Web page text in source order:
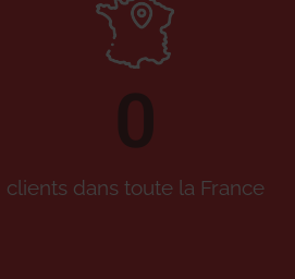
clients dans toute la France
0